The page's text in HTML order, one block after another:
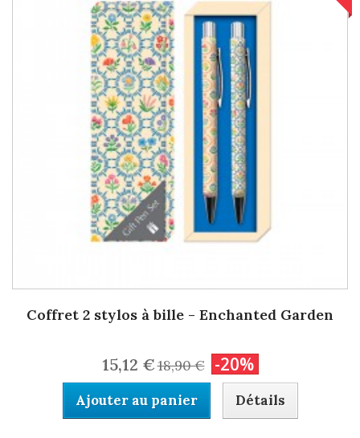
Coffret 2 stylos à bille - Enchanted Garden
15,12 €18,90 € -20%
Ajouter au panier Détails